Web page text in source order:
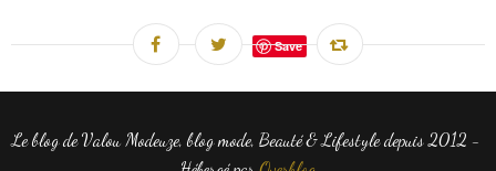
Save
Le blog de Valou Modeuze, blog mode, Beauté & Lifestyle depuis 2012 -